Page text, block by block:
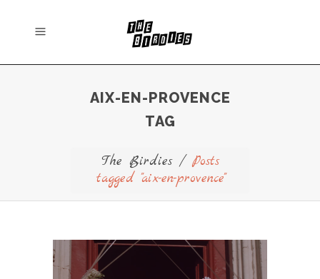
AIX-EN-PROVENCE
TAG
The Birdies/Posts
tagged "aix-en-provence"